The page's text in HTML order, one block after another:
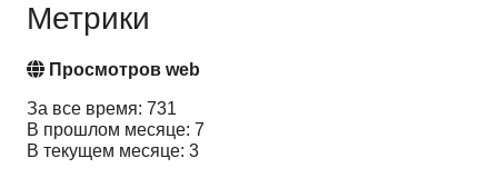
Метрики
Просмотров web
За все время: 731
В прошлом месяце: 7
В текущем месяце: 3